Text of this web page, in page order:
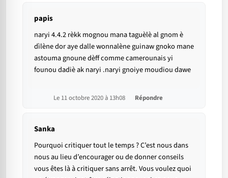
papis
naryi 4.4.2 rèkk mognou mana taguèlè al gnom è
dìlène dor aye dalle wonnalène guinaw gnoko mane
astouma gnoune dèff comme camerounais yi
founou dadiè ak naryi .naryi gnoiye moudiou dawe
Le 11 octobre 2020 à 13h08 Répondre
Sanka
Pourquoi critiquer tout le temps ? C’est nous dans
nous au lieu d’encourager ou de donner conseils
vous êtes là à critiquer sans arrêt. Vous voulez quoi